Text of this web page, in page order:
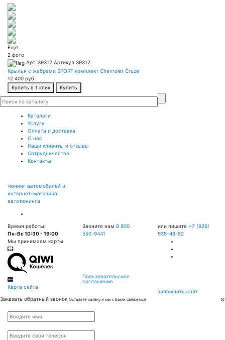
Еще
2 фото
Арт. 39312 Артикул 39312
Крылья с жабрами SPORT комплект Chevrolet Cruze
12 400 руб.
Купить в 1 клик
Купить
Каталоги
Услуги
Оплата и доставка
О нас
Наши клиенты и отзывы
Сотрудничество
Контакты
тюнинг автомобилей и
интернет-магазина
автотюнинга
Время работы:
Пн-Вс 10:30 - 19:00
Мы принимаем карты
Карта сайта
Звоните нам 8 800
550-9441
Пользовательское
соглашение
или пишите +7 (926)
935-48-82
запомнить сайт
×
Заказать обратный звонок Оставьте заявку и мы с Вами свяжемся